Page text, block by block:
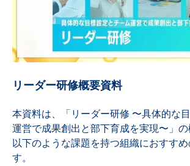
リーダー研修概要資料
本資料は、「リーダー研修 〜具体的な
運営で成果創出と部下育成を実現〜」の
以下のような課題を持つ組織におすす
す。